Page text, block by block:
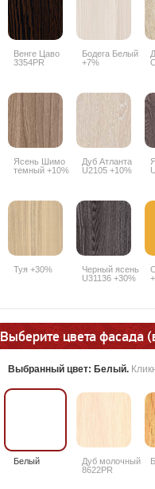
Венге Цаво
3354PR
Бодега Белый
+7%
Ясень Шимо
темный +10%
Дуб Атланта
U2105 +10%
Туя +30%
Черный ясень
U31136 +30%
Выберите цвета фасада
Выбранный цвет: Белый.
Белый
Дуб молочный
8622PR